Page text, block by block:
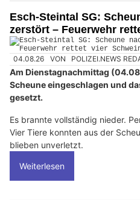
Esch-Steintal SG:
zerstört – Feuerwehr
04.08.26 VON POLIZEI.NEWS
Am Dienstagnachmittag
Scheune eingeschlagen und
gesetzt.
Es brannte vollständig nieder.
Vier Tiere konnten aus der
blieben unverletzt.
Weiterlesen